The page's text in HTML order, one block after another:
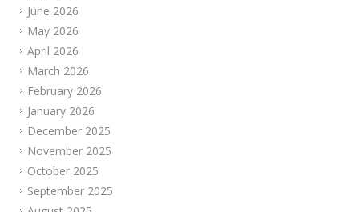
June 2026
May 2026
April 2026
March 2026
February 2026
January 2026
December 2025
November 2025
October 2025
September 2025